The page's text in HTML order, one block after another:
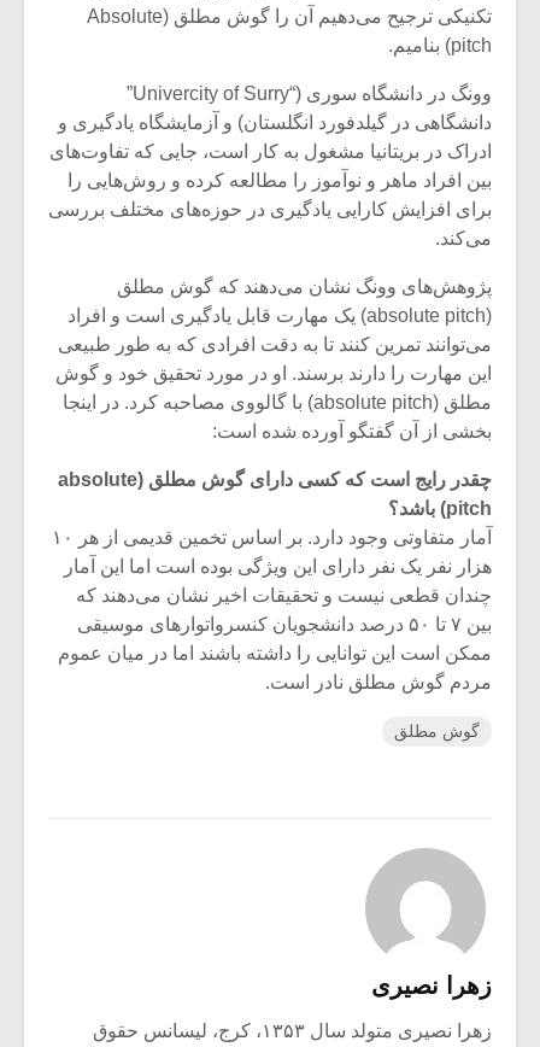
تکنیکی ترجیح می‌دهیم آن را گوش مطلق (Absolute
pitch) بنامیم.
وونگ در دانشگاه سوری (“Univercity of Surry”
دانشگاهی در گیلدفورد انگلستان) و آزمایشگاه یادگیری و
ادراک در بریتانیا مشغول به کار است، جایی که تفاوت‌های
بین افراد ماهر و نوآموز را مطالعه کرده و روش‌هایی را
برای افزایش کارایی یادگیری در حوزه‌های مختلف بررسی
می‌کند.
پژوهش‌های وونگ نشان می‌دهند که گوش مطلق
(absolute pitch) یک مهارت قابل یادگیری است و افراد
می‌توانند تمرین کنند تا به دقت افرادی که به طور طبیعی
این مهارت را دارند برسند. او در مورد تحقیق خود و گوش
مطلق (absolute pitch) با گالووی مصاحبه کرد. در اینجا
بخشی از آن گفتگو آورده شده است:
چقدر رایج است که کسی دارای گوش مطلق (absolute
pitch) باشد؟
آمار متفاوتی وجود دارد. بر اساس تخمین قدیمی از هر ۱۰
هزار نفر یک نفر دارای این ویژگی بوده است اما این آمار
چندان قطعی نیست و تحقیقات اخیر نشان می‌دهند که
بین ۷ تا ۵۰ درصد دانشجویان کنسرواتوارهای موسیقی
ممکن است این توانایی را داشته باشند اما در میان عموم
مردم گوش مطلق نادر است.
گوش مطلق
زهرا نصیری
زهرا نصیری متولد سال ۱۳۵۳، کرج، لیسانس حقوق
بدنام ترین باش